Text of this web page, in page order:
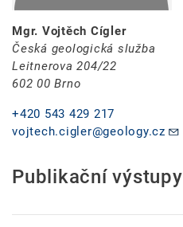
Mgr. Vojtěch Cígler
Česká geologická služba
Leitnerova 204/22
602 00 Brno
+420 543 429 217
vojtech.cigler@geology.cz
Publikační výstupy